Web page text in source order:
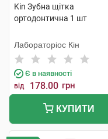
Kin Зубна щітка
ортодонтична 1 шт
Лабораторіос Кін
Є в наявності
від 178.00 грн
КУПИТИ